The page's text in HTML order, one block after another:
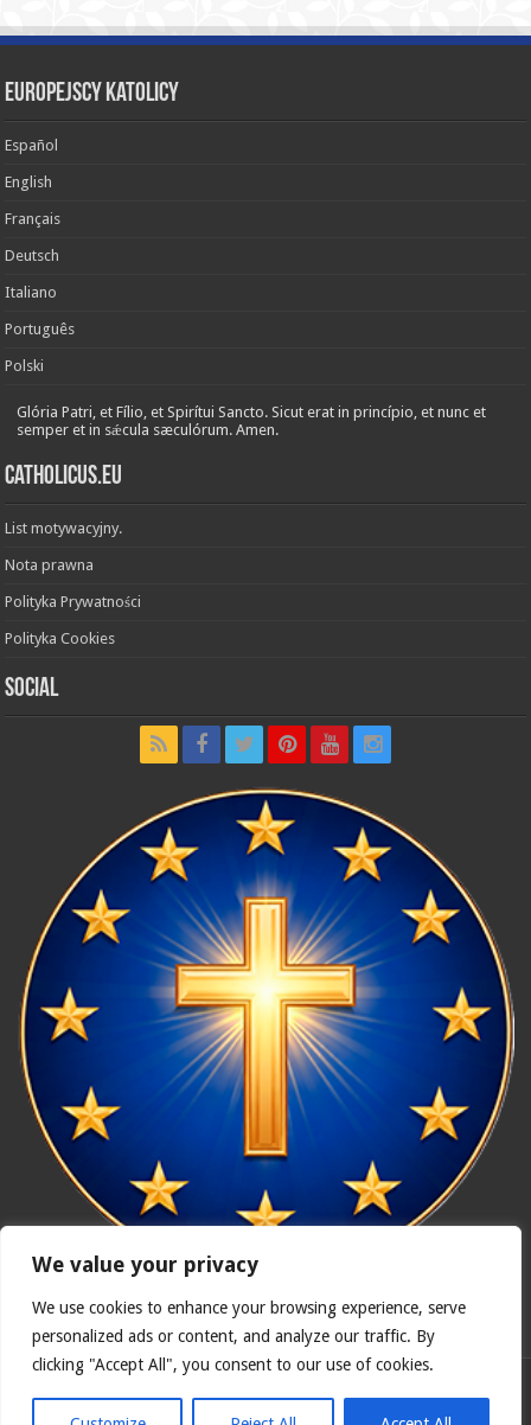
We value your privacy
We use cookies to enhance your browsing experience, serve
personalized ads or content, and analyze our traffic. By
clicking "Accept All", you consent to our use of cookies.
Europejscy katolicy
Español
English
Français
Deutsch
Italiano
Português
Polski
Glória Patri, et Fílio, et Spirítui Sancto. Sicut erat in princípio, et nunc et
semper et in sǽcula sæculórum. Amen.
Catholicus.eu
List motywacyjny.
Nota prawna
Polityka Prywatności
Polityka Cookies
Social
In nómine Patris, et Fílii, et Spíritus Sancti. Amen.